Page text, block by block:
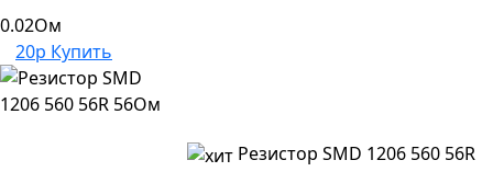
0.02Ом
20р Купить
Резистор SMD 1206 560 56R